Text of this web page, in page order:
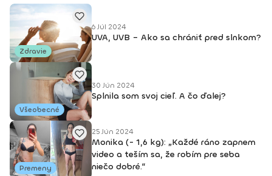
Zdravie
6 Júl 2024
UVA, UVB – Ako sa chrániť pred slnkom?
Všeobecné
30 Jún 2024
Splnila som svoj cieľ. A čo ďalej?
Premeny
25 Jún 2024
Monika (- 1,6 kg): „Každé ráno zapnem
video a teším sa, že robím pre seba
niečo dobré.“